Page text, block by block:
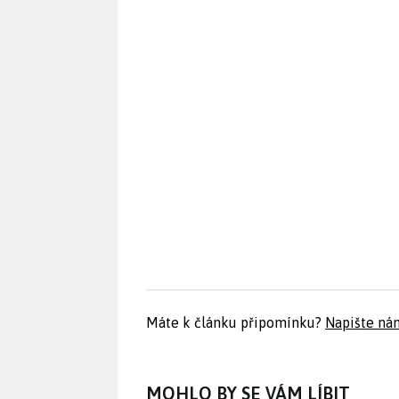
Máte k článku připomínku? Napište
MOHLO BY SE VÁM LÍBIT